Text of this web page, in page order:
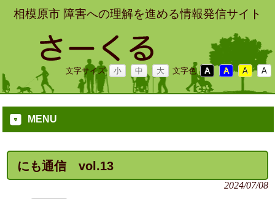
相模原市 障害への理解を進める情報発信サイト
文字サイズ 小 中 大 文字色 A A A A
MENU
にも通信 vol.13
2024/07/08